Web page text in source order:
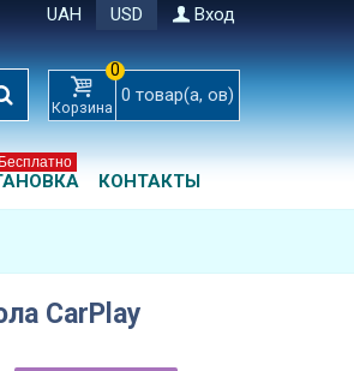
UAH USD Вход
Корзина
0
0 товар(а, ов)
Бесплатно
КОНТАКТЫ
CarPlay